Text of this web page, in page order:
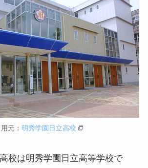
元： 明秀学園日立高校
校は明秀学園日立高等学校で